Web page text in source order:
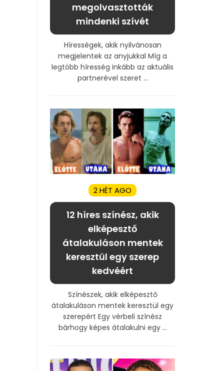
megolvasztották
mindenki szívét
Hírességek, akik nyilvánosan
megjelentek az anyjukkal Míg a
legtöbb híresség inkább az aktuális
partnerével szeret ...
2 HÉT AGO
12 híres színész, akik
elképesztő
átalakuláson mentek
keresztül egy szerep
kedvéért
Színészek, akik elképesztő
átalakuláson mentek keresztül egy
szerepért Egy vérbeli színész
bárhogy képes átalakulni egy ...